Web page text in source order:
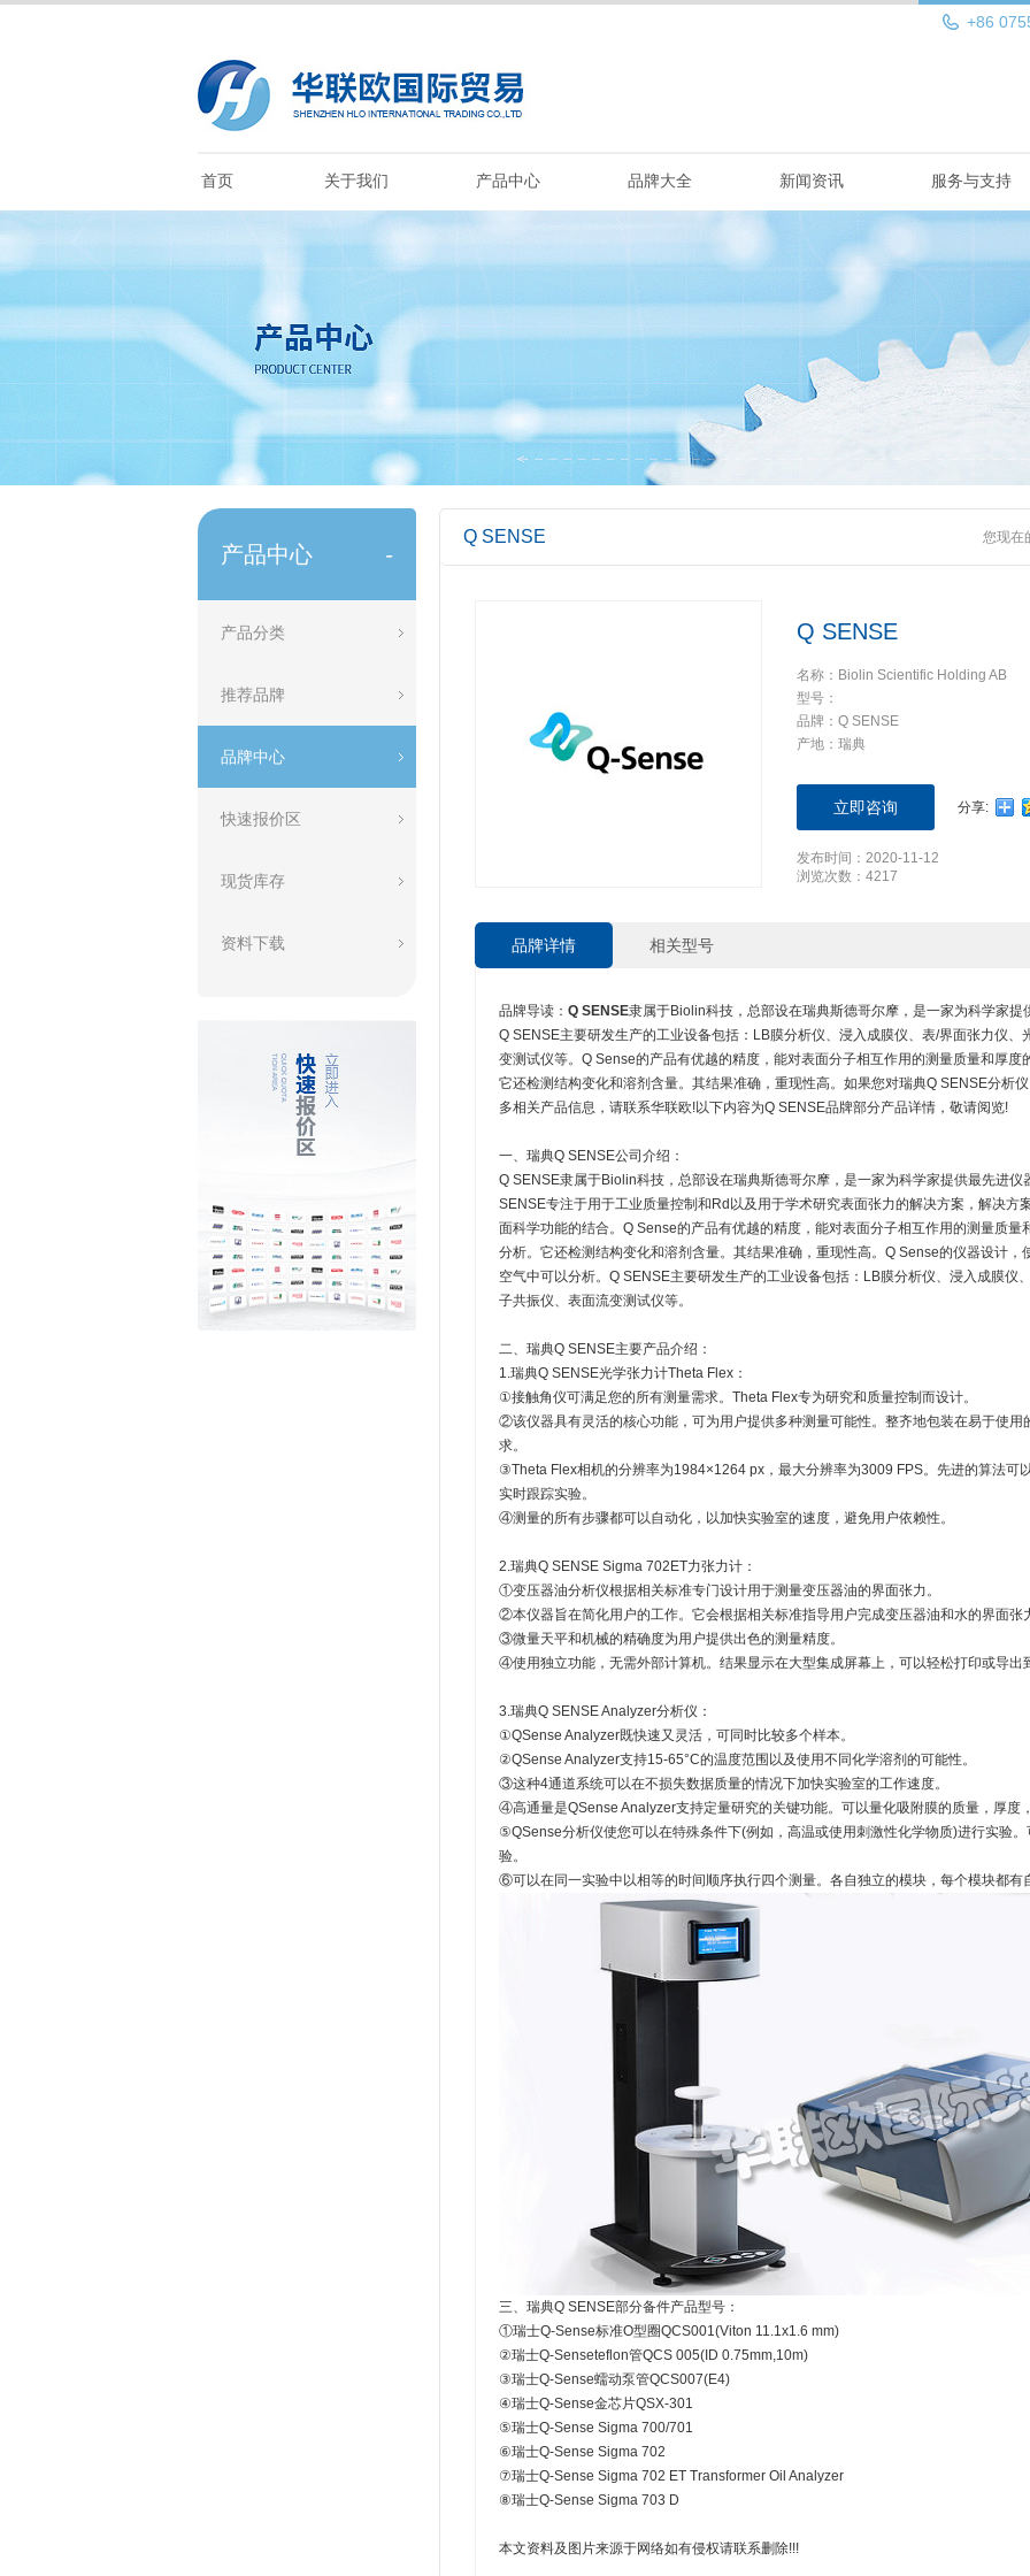
+86
首页 关于我们 产品中心 品牌大全 新闻资讯 服务与支持
产品中心 -
产品分类
推荐品牌
品牌中心
快速报价区
现货库存
资料下载
Q SENSE 您现在
Q SENSE
名称：Biolin Scientific Holding AB
型号：
品牌：Q SENSE
产地：瑞典
立即咨询 分享:
发布时间：2020-11-12
浏览次数：4217
品牌详情 相关型号
品牌导读： Q SENSE隶属于Biolin科技，总部设在瑞典斯德哥尔摩，是一家为科学家
Q SENSE主要研发生产的工业设备包括：LB膜分析仪、浸入成膜仪、表/界面张力仪
变测试仪等。Q Sense的产品有优越的精度，能对表面分子相互作用的测量质量和厚
它还检测结构变化和溶剂含量。其结果准确，重现性高。如果您对瑞典Q SENSE分析
多相关产品信息，请联系华联欧!以下内容为Q SENSE品牌部分产品详情，敬请阅览!
一、瑞典Q SENSE公司介绍：
Q SENSE隶属于Biolin科技，总部设在瑞典斯德哥尔摩，是一家为科学家提供最先进
SENSE专注于用于工业质量控制和Rd以及用于学术研究表面张力的解决方案，解决方
面科学功能的结合。Q Sense的产品有优越的精度，能对表面分子相互作用的测量质
分析。它还检测结构变化和溶剂含量。其结果准确，重现性高。Q Sense的仪器设计
空气中可以分析。Q SENSE主要研发生产的工业设备包括：LB膜分析仪、浸入成膜仪
子共振仪、表面流变测试仪等。
二、瑞典Q SENSE主要产品介绍：
1.瑞典Q SENSE光学张力计Theta Flex：
①接触角仪可满足您的所有测量需求。Theta Flex专为研究和质量控制而设计。
②该仪器具有灵活的核心功能，可为用户提供多种测量可能性。整齐地包装在易于使用
求。
③Theta Flex相机的分辨率为1984×1264 px，最大分辨率为3009 FPS。先进的算法可
实时跟踪实验。
④测量的所有步骤都可以自动化，以加快实验室的速度，避免用户依赖性。
2.瑞典Q SENSE Sigma 702ET力张力计：
①变压器油分析仪根据相关标准专门设计用于测量变压器油的界面张力。
②本仪器旨在简化用户的工作。它会根据相关标准指导用户完成变压器油和水的界面张
③微量天平和机械的精确度为用户提供出色的测量精度。
④使用独立功能，无需外部计算机。结果显示在大型集成屏幕上，可以轻松打印或导出
3.瑞典Q SENSE Analyzer分析仪：
①QSense Analyzer既快速又灵活，可同时比较多个样本。
②QSense Analyzer支持15-65°C的温度范围以及使用不同化学溶剂的可能性。
③这种4通道系统可以在不损失数据质量的情况下加快实验室的工作速度。
④高通量是QSense Analyzer支持定量研究的关键功能。可以量化吸附膜的质量，厚度
⑤QSense分析仪使您可以在特殊条件下(例如，高温或使用刺激性化学物质)进行实验
验。
⑥可以在同一实验中以相等的时间顺序执行四个测量。各自独立的模块，每个模块都有
三、瑞典Q SENSE部分备件产品型号：
①瑞士Q-Sense标准O型圈QCS001(Viton 11.1x1.6 mm)
②瑞士Q-Senseteflon管QCS 005(ID 0.75mm,10m)
③瑞士Q-Sense蠕动泵管QCS007(E4)
④瑞士Q-Sense金芯片QSX-301
⑤瑞士Q-Sense Sigma 700/701
⑥瑞士Q-Sense Sigma 702
⑦瑞士Q-Sense Sigma 702 ET Transformer Oil Analyzer
⑧瑞士Q-Sense Sigma 703 D
本文资料及图片来源于网络如有侵权请联系删除!!!